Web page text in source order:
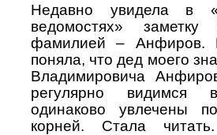
Недавно увидела в
ведомостях»
фамилией – Анфиров.
поняла, что дед моего
Владимировича
регулярно
одинаково увлечены
корней. Стала